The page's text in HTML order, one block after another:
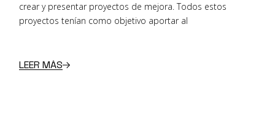
crear y presentar proyectos de mejora. Todos estos
proyectos tenían como objetivo aportar al
LEER MÁS